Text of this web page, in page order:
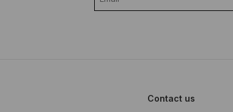
Contact us